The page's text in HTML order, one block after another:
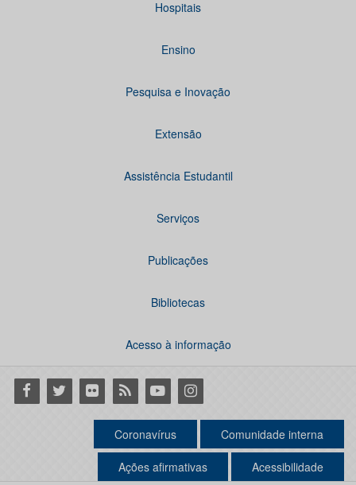
Hospitais
Ensino
Pesquisa e Inovação
Extensão
Assistência Estudantil
Serviços
Publicações
Bibliotecas
Acesso à informação
Facebook
Twitter Flickr RSS YoutubeInstagram
Coronavírus Comunidade interna
Ações afirmativas Acessibilidade